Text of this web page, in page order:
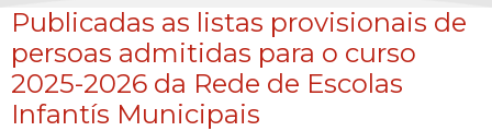
Publicadas as listas provisionais de
persoas admitidas para o curso
2025-2026 da Rede de Escolas
Infantís Municipais